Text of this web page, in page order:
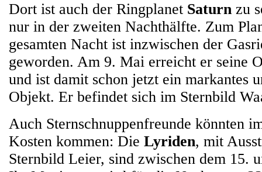
Dort ist auch der Ringplanet Saturn zu
nur in der zweiten Nachthälfte. Zum
gesamten Nacht ist inzwischen der
geworden. Am 9. Mai erreicht er seine
und ist damit schon jetzt ein markantes
Objekt. Er befindet sich im Sternbild
Auch Sternschnuppenfreunde könnten
Kosten kommen: Die Lyriden, mit
Sternbild Leier, sind zwischen dem 15.